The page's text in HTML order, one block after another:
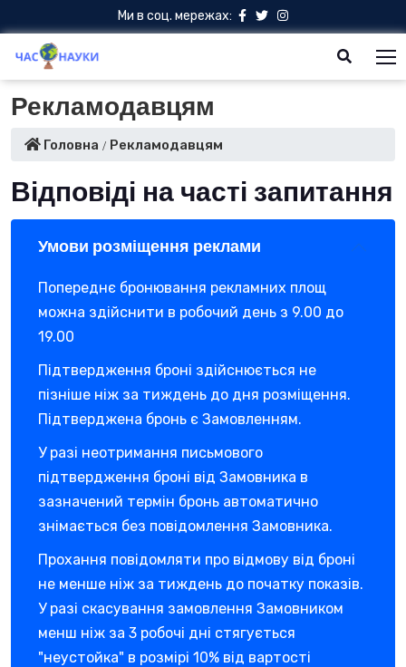
Ми в соц. мережах:
Рекламодавцям
Головна Рекламодавцям
Відповіді на часті запитання
Умови розміщення реклами
Попереднє бронювання рекламних площ
можна здійснити в робочий день з 9.00 до
19.00
Підтвердження броні здійснюється не
пізніше ніж за тиждень до дня розміщення.
Підтверджена бронь є Замовленням.
У разі неотримання письмового
підтвердження броні від Замовника в
зазначений термін бронь автоматично
знімається без повідомлення Замовника.
Прохання повідомляти про відмову від броні
не менше ніж за тиждень до початку показів.
У разі скасування замовлення Замовником
менш ніж за 3 робочі дні стягується
"неустойка" в розмірі 10% від вартості